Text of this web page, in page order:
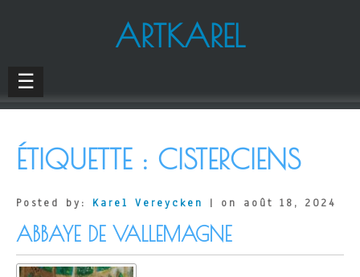
ARTKAREL
☰
ÉTIQUETTE : CISTERCIENS
Posted by: Karel Vereycken | on août 18, 2024
ABBAYE DE VALLEMAGNE